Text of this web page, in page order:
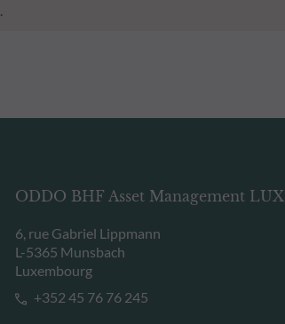
ODDO BHF Asset Management LUX
6, rue Gabriel Lippmann
L-5365 Munsbach
Luxembourg
+352 45 76 76 245